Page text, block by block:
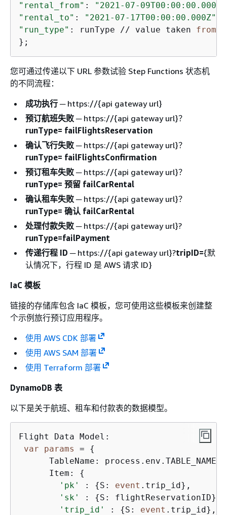
"rental_from" :
"2021-07-09T00:00:00.000Z"
"rental_to" : "2021-07-17T00:00:00.000Z"
"run_type" : runType // value taken from
};
您可通过传递以下 URL 参数试验 Step Functions 状态机
的不同流程：
成功执行 ─ https://{api gateway url}
预订航班失败 ─ https://{api gateway url}？
runType= failFlightsReservation
确认飞行失败 ─ https://{api gateway url}？
runType= failFlightsConfirmation
预订租车失败 ─ https://{api gateway url}？
runType= 预留 failCarRental
确认租车失败 ─ https://{api gateway url}？
runType= 确认 failCarRental
处理付款失败 ─ https://{api gateway url}?
runType=failPayment
传递行程 ID ─ https://{api gateway url}?tripID={默
认情况下，行程 ID 是 AWS 请求 ID}
IaC 模板
链接的存储库包含 IaC 模板，您可使用这些模板来创建整
个示例旅行预订应用程序。
使用 AWS CDK 部署
使用 AWS SAM 部署
使用 Terraform 部署
DynamoDB 表
以下是关于航班、租车和付款表的数据模型。
Flight Data Model:
var
params = {
      TableName: process.env.TABLE_NAME,
      Item:
{
'pk'
: {S: event .trip_id},
'sk'
: {S: flightReservationID},
'trip_id'
: {S: event .trip_id},